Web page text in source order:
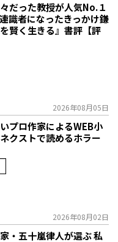
だった教授が人気No.１
識者になったきっかけ――鎌
賢く生きる』書評【評
2026年08月05日
プロ作家によるWEB小
ネクストで読めるホラー
2026年08月02日
・五十嵐律人が選ぶ 私